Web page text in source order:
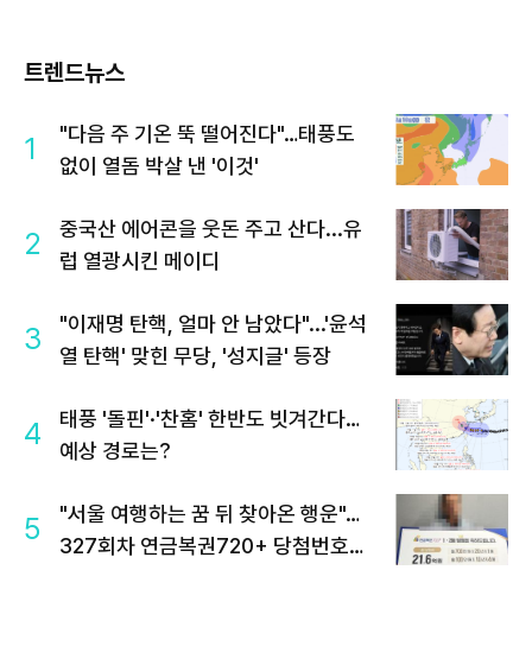
트렌드뉴스
1
"다음 주 기온 뚝 떨어진다"…태풍도
없이 열돔 박살 낸 '이것'
2
중국산 에어콘을 웃돈 주고 산다...유
럽 열광시킨 메이디
3
"이재명 탄핵, 얼마 안 남았다"...'윤석
열 탄핵' 맞힌 무당, '성지글' 등장
4
태풍 '돌핀'·'찬홈' 한반도 빗겨간다…
예상 경로는?
5
"서울 여행하는 꿈 뒤 찾아온 행운"…
327회차 연금복권720+ 당첨번호조